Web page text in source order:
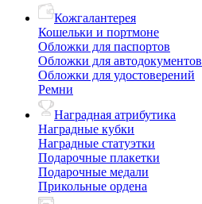
Кожгалантерея
Кошельки и портмоне
Обложки для паспортов
Обложки для автодокументов
Обложки для удостоверений
Ремни
Наградная атрибутика
Наградные кубки
Наградные статуэтки
Подарочные плакетки
Подарочные медали
Прикольные ордена